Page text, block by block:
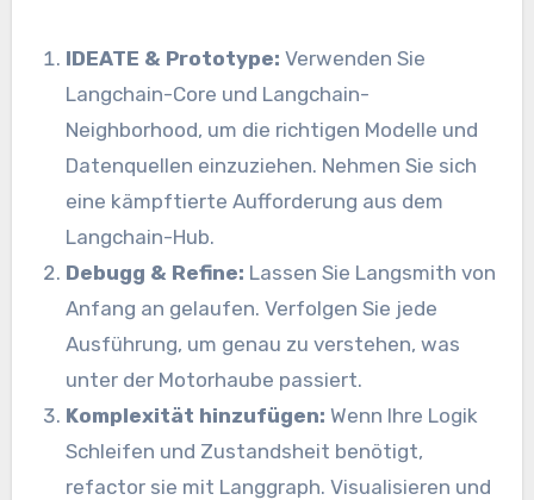
IDEATE & Prototype: Verwenden Sie
Langchain-Core und Langchain-
Neighborhood, um die richtigen Modelle und
Datenquellen einzuziehen. Nehmen Sie sich
eine kämpftierte Aufforderung aus dem
Langchain-Hub.
Debugg & Refine: Lassen Sie Langsmith von
Anfang an gelaufen. Verfolgen Sie jede
Ausführung, um genau zu verstehen, was
unter der Motorhaube passiert.
Komplexität hinzufügen: Wenn Ihre Logik
Schleifen und Zustandsheit benötigt,
refactor sie mit Langgraph. Visualisieren und